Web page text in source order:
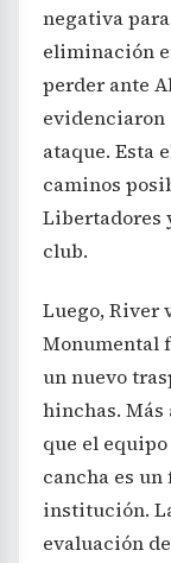
negativa
eliminación
perder ante
evidenciaron
ataque. Esta
caminos
Libertadores
club.
Luego, River
Monumental
un nuevo
hinchas. Más
que el
cancha es
institución.
evaluación